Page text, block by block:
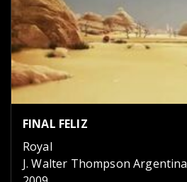
FINAL FELIZ
Royal
J. Walter Thompson Argentina